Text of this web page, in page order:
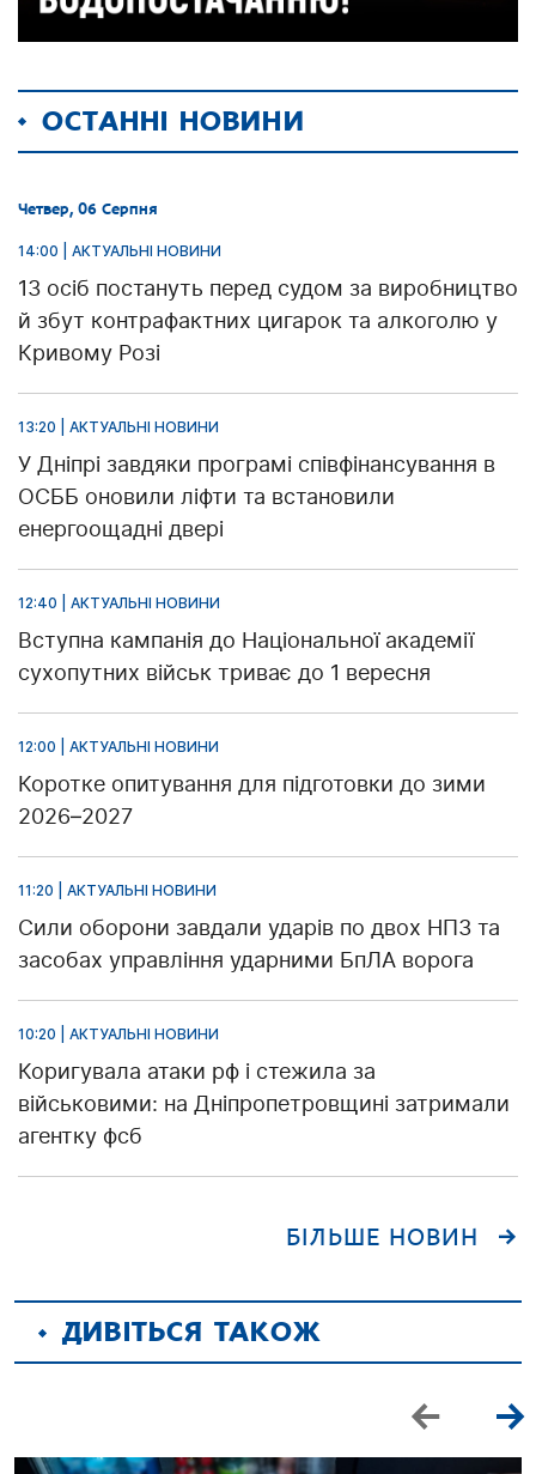
ОСТАННІ НОВИНИ
Четвер, 06 Серпня
14:00 | АКТУАЛЬНІ НОВИНИ
13 осіб постануть перед судом за виробництво
й збут контрафактних цигарок та алкоголю у
Кривому Розі
13:20 | АКТУАЛЬНІ НОВИНИ
У Дніпрі завдяки програмі співфінансування в
ОСББ оновили ліфти та встановили
енергоощадні двері
12:40 | АКТУАЛЬНІ НОВИНИ
Вступна кампанія до Національної академії
сухопутних військ триває до 1 вересня
12:00 | АКТУАЛЬНІ НОВИНИ
Коротке опитування для підготовки до зими
2026–2027
11:20 | АКТУАЛЬНІ НОВИНИ
Сили оборони завдали ударів по двох НПЗ та
засобах управління ударними БпЛА ворога
10:20 | АКТУАЛЬНІ НОВИНИ
Коригувала атаки рф і стежила за
військовими: на Дніпропетровщині затримали
агентку фсб
БІЛЬШЕ НОВИН
ДИВІТЬСЯ ТАКОЖ